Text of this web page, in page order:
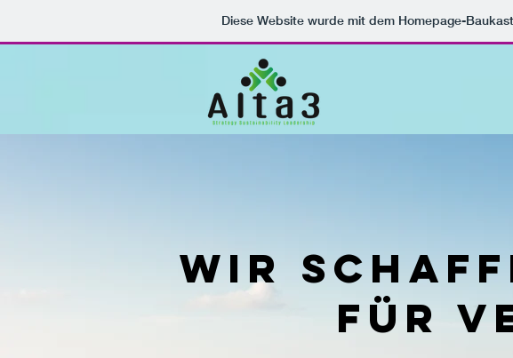
Diese Website wurde mit dem Homepage-
Wir
für